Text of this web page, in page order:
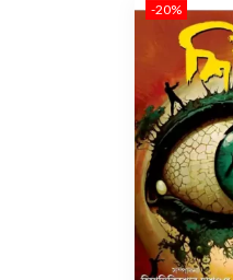
-20%